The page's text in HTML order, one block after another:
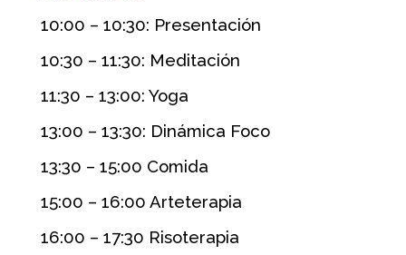
10:00 – 10:30: Presentación
10:30 – 11:30: Meditación
11:30 – 13:00: Yoga
13:00 – 13:30: Dinámica Foco
13:30 – 15:00 Comida
15:00 – 16:00 Arteterapia
16:00 – 17:30 Risoterapia